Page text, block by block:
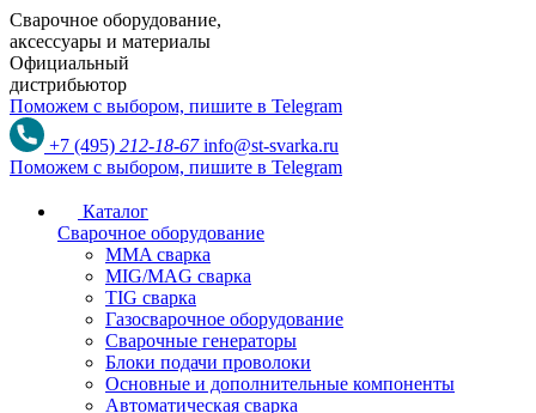
Сварочное оборудование,
аксессуары и материалы
Официальный
дистрибьютор
Поможем с выбором, пишите в Telegram
+7 (495) 212-18-67 info@st-svarka.ru
Поможем с выбором, пишите в Telegram
Каталог
Сварочное оборудование
MMA сварка
MIG/MAG сварка
TIG сварка
Газосварочное оборудование
Сварочные генераторы
Блоки подачи проволоки
Основные и дополнительные компоненты
Автоматическая сварка